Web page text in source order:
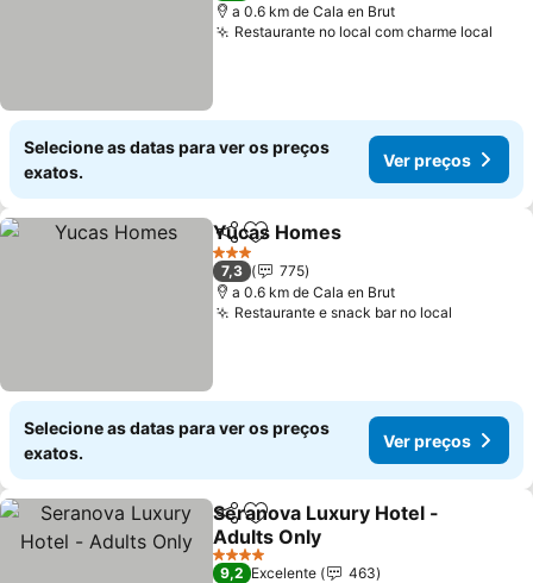
a 0.6 km de Cala en Brut
Restaurante no local com charme local
Selecione as datas para ver os preços
exatos.
Ver preços
PartilharAdicionar aos favoritos
Yucas Homes
3 Estrelas
7,3
775
a 0.6 km de Cala en Brut
Restaurante e snack bar no local
Selecione as datas para ver os preços
exatos.
Ver preços
PartilharAdicionar aos favoritos
Seranova Luxury Hotel -
Adults Only
4 Estrelas
9,2 Excelente
463